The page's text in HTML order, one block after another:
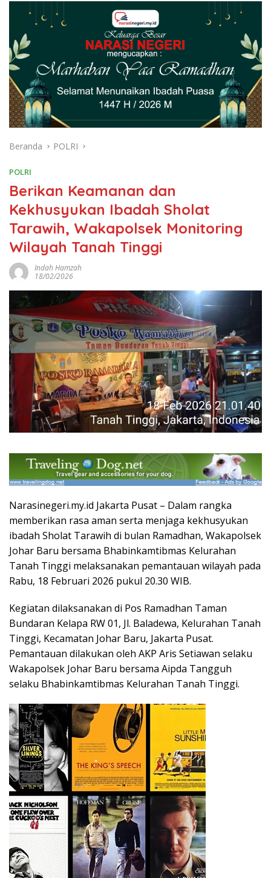
Beranda POLRI
POLRI
Berikan Keamanan dan
Kekhusyukan Ibadah Sholat
Tarawih, Wakapolsek Monitoring
Wilayah Tanah Tinggi
Indah Hamzah
18/02/2026
Narasinegeri.my.id Jakarta Pusat – Dalam rangka
memberikan rasa aman serta menjaga kekhusyukan
ibadah Sholat Tarawih di bulan Ramadhan, Wakapolsek
Johar Baru bersama Bhabinkamtibmas Kelurahan
Tanah Tinggi melaksanakan pemantauan wilayah pada
Rabu, 18 Februari 2026 pukul 20.30 WIB.
Kegiatan dilaksanakan di Pos Ramadhan Taman
Bundaran Kelapa RW 01, Jl. Baladewa, Kelurahan Tanah
Tinggi, Kecamatan Johar Baru, Jakarta Pusat.
Pemantauan dilakukan oleh AKP Aris Setiawan selaku
Wakapolsek Johar Baru bersama Aipda Tangguh
selaku Bhabinkamtibmas Kelurahan Tanah Tinggi.